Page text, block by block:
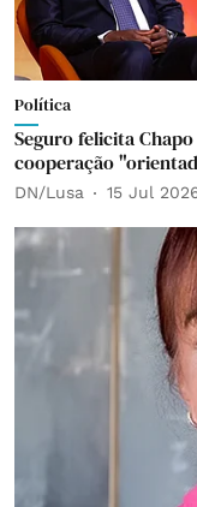
Política
Seguro felicita
cooperação
DN/Lusa 15 Jul